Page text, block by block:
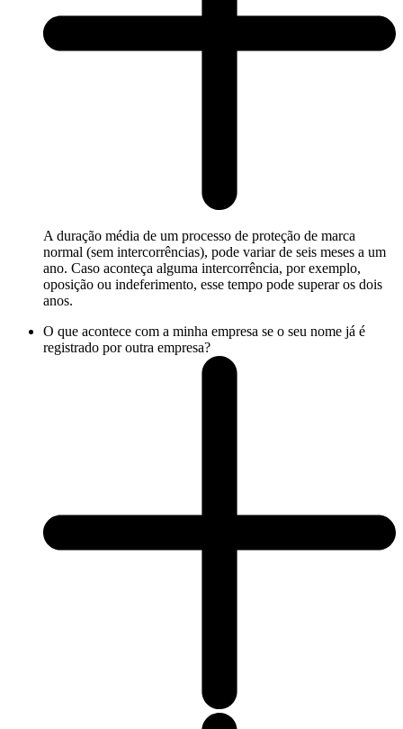
A duração média de um processo de proteção de marca
normal (sem intercorrências), pode variar de seis meses a um
ano. Caso aconteça alguma intercorrência, por exemplo,
oposição ou indeferimento, esse tempo pode superar os dois
anos.
O que acontece com a minha empresa se o seu nome já é
registrado por outra empresa?